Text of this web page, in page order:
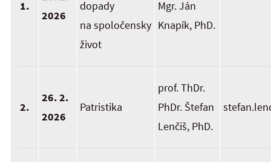
1.
2026
dopady
na spoločensky
život
Mgr. Ján
Knapík, PhD.
2.
26. 2.
2026
Patristika
prof. ThDr.
PhDr. Štefan
Lenčiš, PhD.